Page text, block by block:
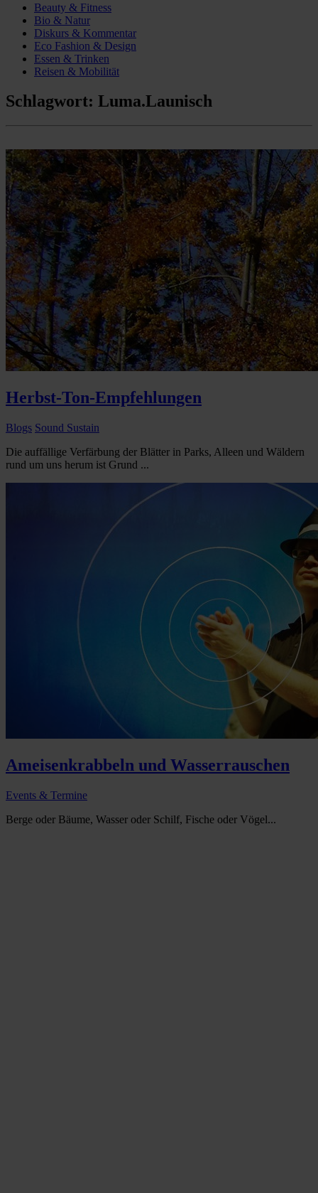
Beauty & Fitness
Bio & Natur
Diskurs & Kommentar
Eco Fashion & Design
Essen & Trinken
Reisen & Mobilität
Schlagwort: Luma.Launisch
Herbst-Ton-Empfehlungen
Blogs Sound Sustain
Die auffällige Verfärbung der Blätter in Parks, Alleen und Wäldern
rund um uns herum ist Grund ...
Ameisenkrabbeln und Wasserrauschen
Events & Termine
Berge oder Bäume, Wasser oder Schilf, Fische oder Vögel...